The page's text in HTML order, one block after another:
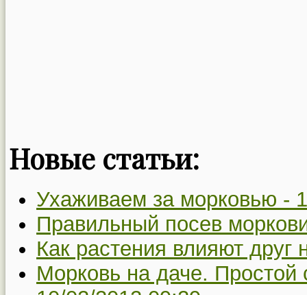
Новые статьи:
Ухаживаем за морковью -
Правильный посев
Как растения влияют друг
Морковь на даче.